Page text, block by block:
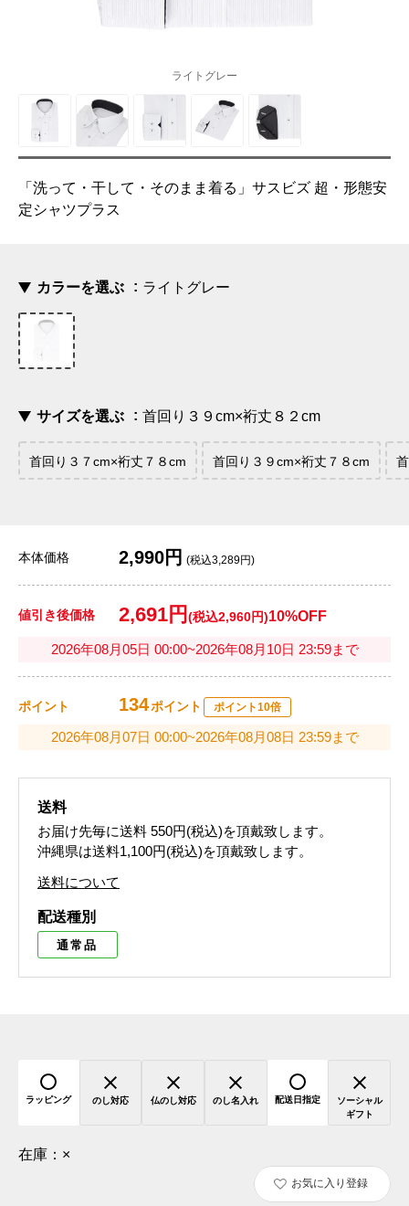
ライトグレー
「洗って・干して・そのまま着る」サスビズ 超・形態安
定シャツプラス
カラーを選ぶ ライトグレー
サイズを選ぶ 首回り３９cm×裄丈８２cm
首回り３７cm×裄丈７８cm 首回り３９cm×裄丈７８cm
本体価格 2,990円 (税込3,289円)
値引き後価格 2,691円 (税込2,960円)10%OFF
2026年08月05日 00:00~2026年08月10日 23:59まで
ポイント 134ポイント ポイント10倍
2026年08月07日 00:00~2026年08月08日 23:59まで
送料
お届け先毎に送料 550円(税込)を頂戴致します。
沖縄県は送料1,100円(税込)を頂戴致します。
送料について
配送種別
通常品
ラッピング のし対応 仏のし対応 のし名入れ 配送日指定
ソーシャル
ギフト
在庫： ×
お気に入り登録